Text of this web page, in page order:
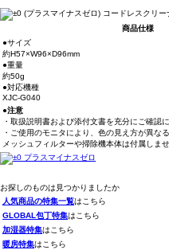
商品仕様
●サイズ
約H57×W96×D96mm
●重量
約50g
●対応機種
XJC-G040
●注意
・取扱説明書および添付文書を充分にご確認
・ご使用のモニタにより、色の見え方が異な
メッシュフィルターや掃除機本体は付属しませ
お探しのものは見つかりましたか
人気商品の特集一覧はこちら
GLOBAL包丁特集はこちら
加湿器特集はこちら
暖房特集はこちら